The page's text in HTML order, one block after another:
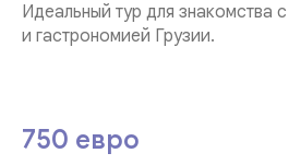
Идеальный тур для знакомства
и гастрономией Грузии.
750 евро